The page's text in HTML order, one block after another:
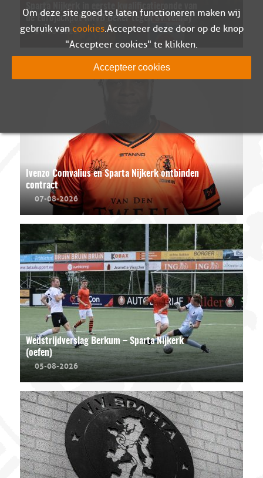
de Eurojackpot KNVB Beker tegen SV Venray
07-08-2026
Ivenzo Comvalius en Sparta Nijkerk ontbinden
contract
07-08-2026
Wedstrijdverslag Berkum – Sparta Nijkerk
(oefen)
05-08-2026
Om deze site goed te laten functioneren maken wij
gebruik van cookies. Accepteer deze door op de knop
"Accepteer cookies" te klikken.
Accepteer cookies